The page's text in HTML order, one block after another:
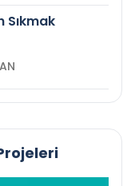
Sıkmak